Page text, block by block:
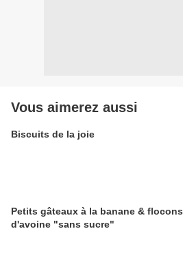
Vous aimerez aussi
Biscuits de la joie
Petits gâteaux à la banane & flocons
d'avoine "sans sucre"